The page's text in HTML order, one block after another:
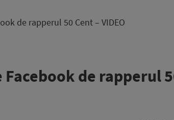
de rapperul 50 Cent – VIDEO
de rapperul